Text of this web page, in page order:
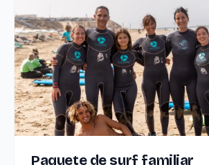
Paquete de surf familiar